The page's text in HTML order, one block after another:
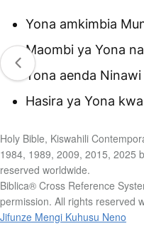
Yona amkimbia
Maombi ya Yona
Yona aenda Ninawi
Hasira ya Yona
Holy Bible, Kiswahili
1984, 1989, 2009, 2015, 2025
reserved worldwide.
Biblica® Cross Reference
permission. All rights reserved
Jifunze Mengi Kuhusu Neno